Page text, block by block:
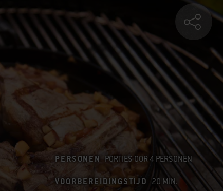
PERSONEN PORTIES OOR 4 PERSONEN
VOORBEREIDINGSTIJD 20 MIN.